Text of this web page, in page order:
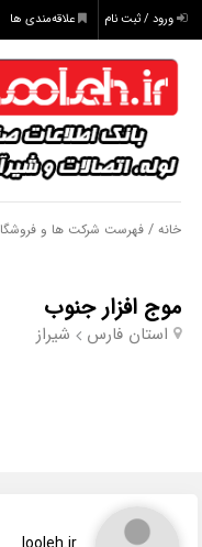
ورود / ثبت نام علاقه‌مندی ها
خانه /فهرست شرکت ها و
موج افزار جنوب
استان فارس شیراز